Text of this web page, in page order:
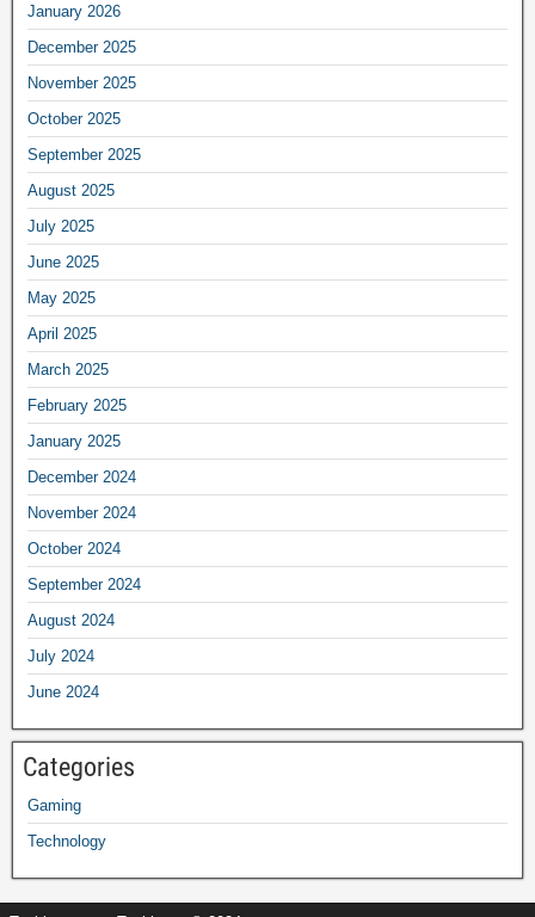
January 2026
December 2025
November 2025
October 2025
September 2025
August 2025
July 2025
June 2025
May 2025
April 2025
March 2025
February 2025
January 2025
December 2024
November 2024
October 2024
September 2024
August 2024
July 2024
June 2024
Categories
Gaming
Technology